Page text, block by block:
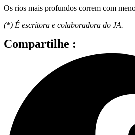
Os rios mais profundos correm com
(*) É escritora e colaboradora do JA.
Compartilhe :